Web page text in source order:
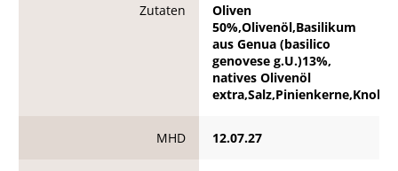
Zutaten
Oliven
50%,Olivenöl,Basilikum
aus Genua (basilico
genovese g.U.)13%,
natives Olivenöl
MHD 12.07.27